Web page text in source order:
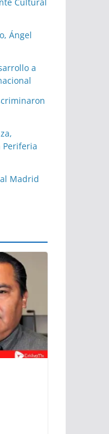
Ángel
a
Periferia
Madrid